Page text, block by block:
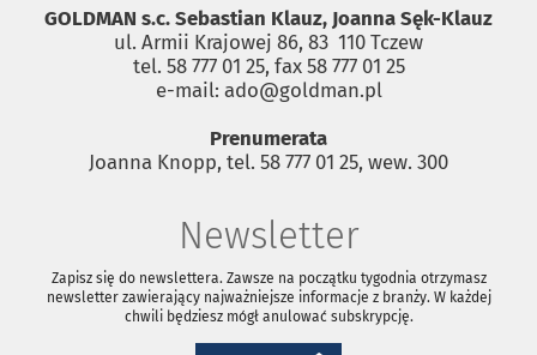
GOLDMAN s.c. Sebastian Klauz, Joanna Sęk-Klauz
ul. Armii Krajowej 86, 83 ­ 110 Tczew
tel. 58 777 01 25, fax 58 777 01 25
e-mail: ado@goldman.pl
Prenumerata
Joanna Knopp, tel. 58 777 01 25, wew. 300
Newsletter
Zapisz się do newslettera. Zawsze na początku tygodnia otrzymasz
newsletter zawierający najważniejsze informacje z branży. W każdej
chwili będziesz mógł anulować subskrypcję.